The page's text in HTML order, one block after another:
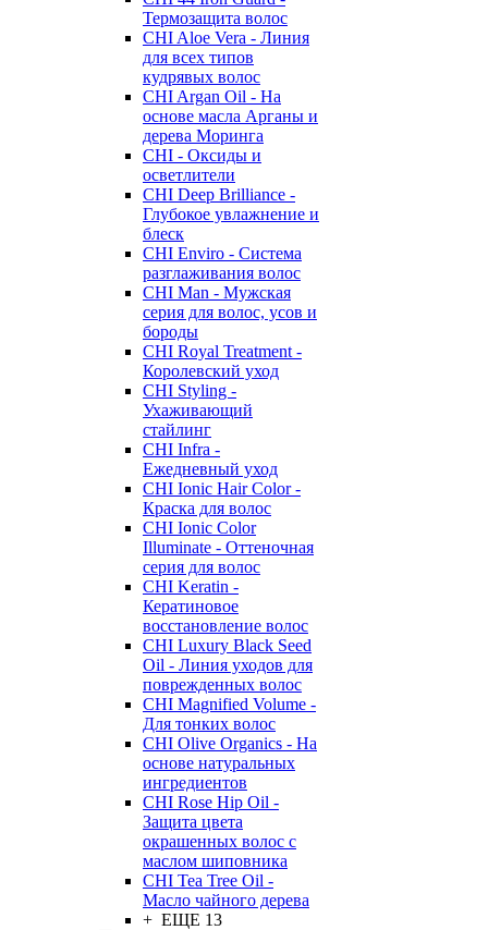
Термозащита волос
CHI Aloe Vera - Линия
для всех типов
кудрявых волос
CHI Argan Oil - На
основе масла Арганы и
дерева Моринга
CHI - Оксиды и
осветлители
CHI Deep Brilliance -
Глубокое увлажнение и
блеск
CHI Enviro - Система
разглаживания волос
CHI Man - Мужская
серия для волос, усов и
бороды
CHI Royal Treatment -
Королевский уход
CHI Styling -
Ухаживающий
стайлинг
CHI Infra -
Ежедневный уход
CHI Ionic Hair Color -
Краска для волос
CHI Ionic Color
Illuminate - Оттеночная
серия для волос
CHI Keratin -
Кератиновое
восстановление волос
CHI Luxury Black Seed
Oil - Линия уходов для
поврежденных волос
CHI Magnified Volume -
Для тонких волос
CHI Olive Organics - На
основе натуральных
ингредиентов
CHI Rose Hip Oil -
Защита цвета
окрашенных волос с
маслом шиповника
CHI Tea Tree Oil -
Масло чайного дерева
+ ЕЩЕ 13